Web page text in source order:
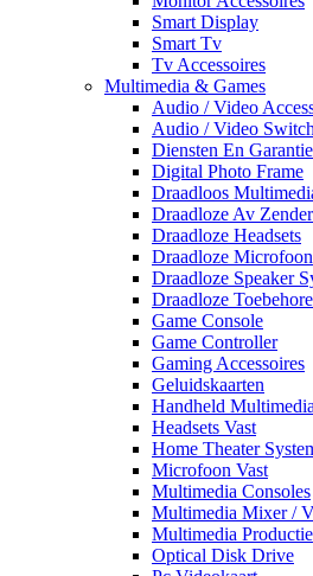
Smart Display
Smart Tv
Tv Accessoires
Multimedia & Games
Audio / Video
Audio / Video Switch
Diensten En
Digital Photo Frame
Draadloos
Draadloze Av
Draadloze Headsets
Draadloze Microfoon
Draadloze Speaker
Draadloze
Game Console
Game Controller
Gaming Accessoires
Geluidskaarten
Handheld
Headsets Vast
Home Theater
Microfoon Vast
Multimedia Consoles
Multimedia Mixer /
Multimedia Productie
Optical Disk Drive